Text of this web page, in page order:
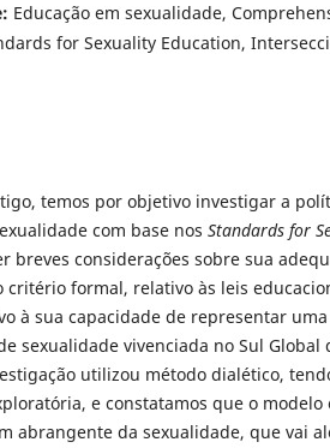
Educação em sexualidade,
for Sexuality Education,
temos por objetivo investigar a
com base nos Standards for
breves considerações sobre sua
critério formal, relativo às leis
à sua capacidade de representar
sexualidade vivenciada no Sul Global
utilizou método dialético,
e constatamos que o
abrangente da sexualidade, que vai